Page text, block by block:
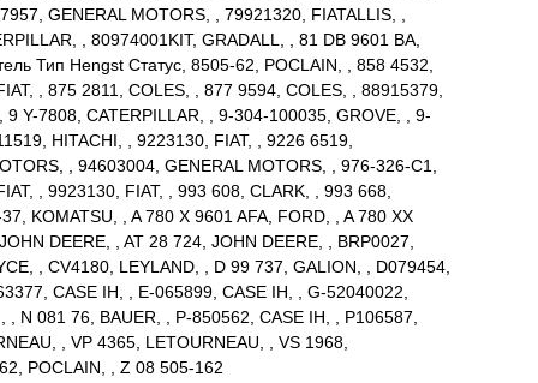
GENERAL MOTORS, , 79921320, FIATALLIS, ,
, 80974001KIT, GRADALL, , 81 DB 9601 BA,
Тип Hengst Статус, 8505-62, POCLAIN, , 858 4532,
, 875 2811, COLES, , 877 9594, COLES, , 88915379,
Y-7808, CATERPILLAR, , 9-304-100035, GROVE, , 9-
HITACHI, , 9223130, FIAT, , 9226 6519,
, 94603004, GENERAL MOTORS, , 976-326-C1,
, 9923130, FIAT, , 993 608, CLARK, , 993 668,
KOMATSU, , A 780 X 9601 AFA, FORD, , A 780 XX
DEERE, , AT 28 724, JOHN DEERE, , BRP0027,
, CV4180, LEYLAND, , D 99 737, GALION, , D079454,
CASE IH, , E-065899, CASE IH, , G-52040022,
N 081 76, BAUER, , P-850562, CASE IH, , P106587,
, VP 4365, LETOURNEAU, , VS 1968,
POCLAIN, , Z 08 505-162